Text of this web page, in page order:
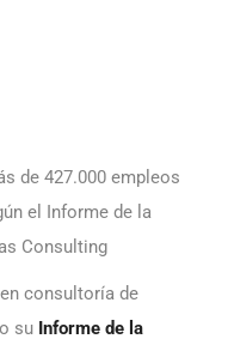
de 427.000 empleos
el Informe de la
Consulting
consultoría de
su Informe de la